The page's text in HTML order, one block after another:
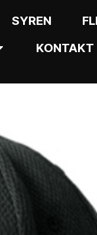
SYREN
KONTAKT